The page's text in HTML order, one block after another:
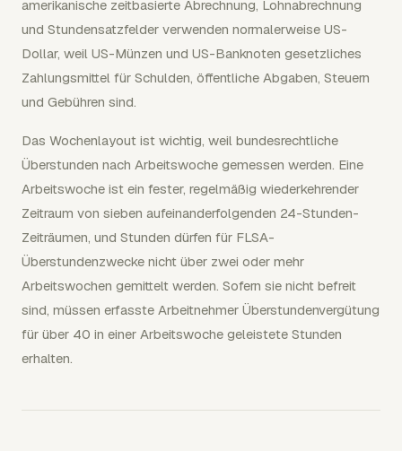
amerikanische zeitbasierte Abrechnung, Lohnabrechnung
und Stundensatzfelder verwenden normalerweise US-
Dollar, weil US-Münzen und US-Banknoten gesetzliches
Zahlungsmittel für Schulden, öffentliche Abgaben, Steuern
und Gebühren sind.
Das Wochenlayout ist wichtig, weil bundesrechtliche
Überstunden nach Arbeitswoche gemessen werden. Eine
Arbeitswoche ist ein fester, regelmäßig wiederkehrender
Zeitraum von sieben aufeinanderfolgenden 24-Stunden-
Zeiträumen, und Stunden dürfen für FLSA-
Überstundenzwecke nicht über zwei oder mehr
Arbeitswochen gemittelt werden. Sofern sie nicht befreit
sind, müssen erfasste Arbeitnehmer Überstundenvergütung
für über 40 in einer Arbeitswoche geleistete Stunden
erhalten.